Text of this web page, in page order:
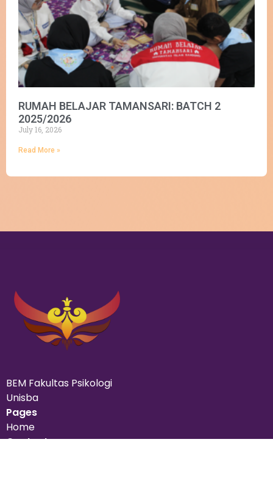
RUMAH BELAJAR TAMANSARI: BATCH 2
2025/2026
July 16, 2026
Read More »
BEM Fakultas Psikologi
Unisba
Pages
Home
Contact us